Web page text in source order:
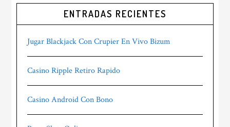
ENTRADAS RECIENTES
Jugar Blackjack Con Crupier En Vivo Bizum
Casino Ripple Retiro Rapido
Casino Android Con Bono